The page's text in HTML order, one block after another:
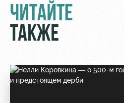
ЧИТАЙТЕ
ТАКЖЕ